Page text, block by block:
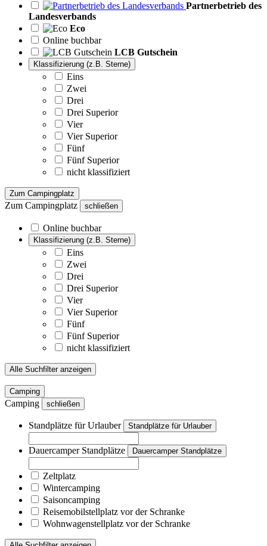
Partnerbetrieb des
Landesverbands
Eco
Online buchbar
LCB Gutschein
Klassifizierung (z.B. Sterne)
Eins
Zwei
Drei
Drei Superior
Vier
Vier Superior
Fünf
Fünf Superior
nicht klassifiziert
Zum Campingplatz
Zum Campingplatz schließen
Online buchbar
Klassifizierung (z.B. Sterne)
Eins
Zwei
Drei
Drei Superior
Vier
Vier Superior
Fünf
Fünf Superior
nicht klassifiziert
Alle Suchfilter anzeigen
Camping
Camping schließen
Standplätze für Urlauber Standplätze für Urlauber
Dauercamper Standplätze Dauercamper Standplätze
Zeltplatz
Wintercamping
Saisoncamping
Reisemobilstellplatz vor der Schranke
Wohnwagenstellplatz vor der Schranke